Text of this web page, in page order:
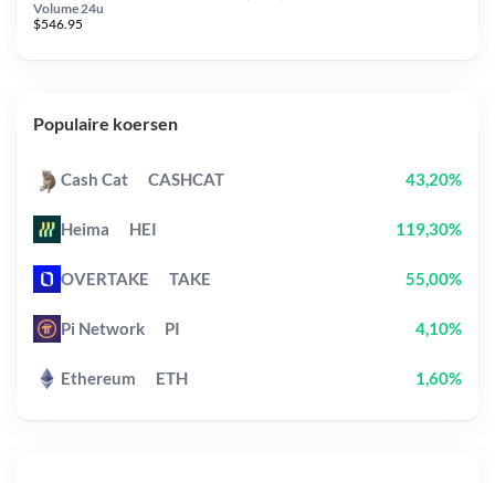
Volume 24u
$546.95
Populaire koersen
Cash Cat CASHCAT 43,20%
Heima HEI 119,30%
OVERTAKE TAKE 55,00%
Pi Network PI 4,10%
Ethereum ETH 1,60%